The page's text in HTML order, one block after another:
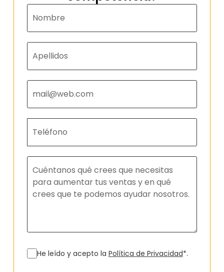
He leído y acepto la Política de Privacidad*.